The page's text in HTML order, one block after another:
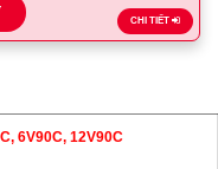
CHI TIẾT
6V90C, 12V90C